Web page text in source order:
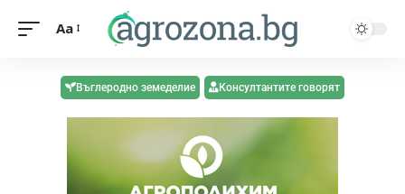
Aa
Въглеродно земеделие Консултантите говорят